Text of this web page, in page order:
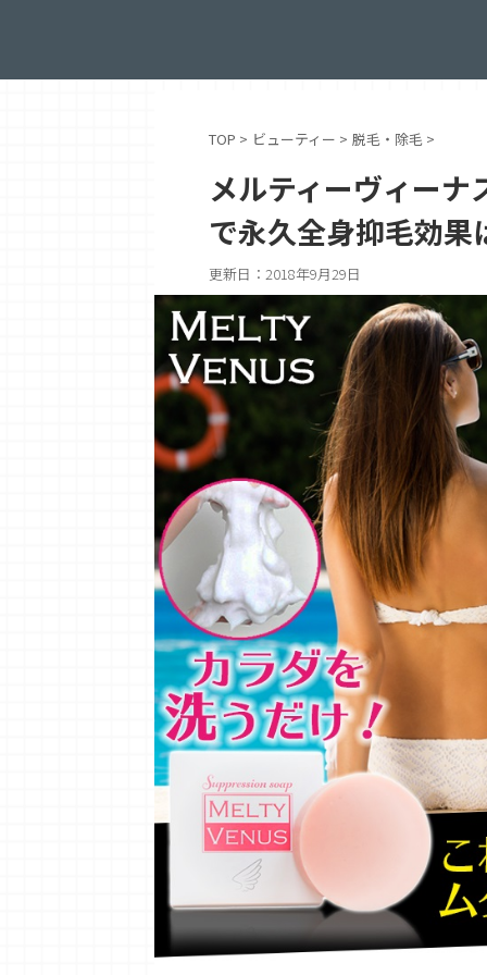
TOP > ビューティー > 脱毛・除毛 >
メルティーヴィー
で永久全身抑毛効果
更新日： 2018年9月29日